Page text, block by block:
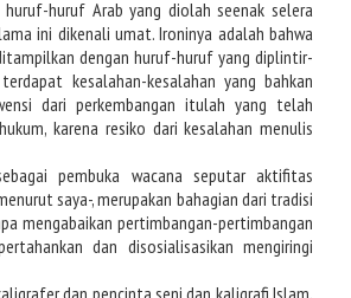
huruf Arab yang diolah seenak selera
ini dikenali umat. Ironinya adalah bahwa
dengan huruf-huruf yang diplintir-
kesalahan-kesalahan yang bahkan
dari perkembangan itulah yang telah
karena resiko dari kesalahan menulis
pembuka wacana seputar aktifitas
saya-, merupakan bahagian dari tradisi
mengabaikan pertimbangan-pertimbangan
dan disosialisasikan mengiringi